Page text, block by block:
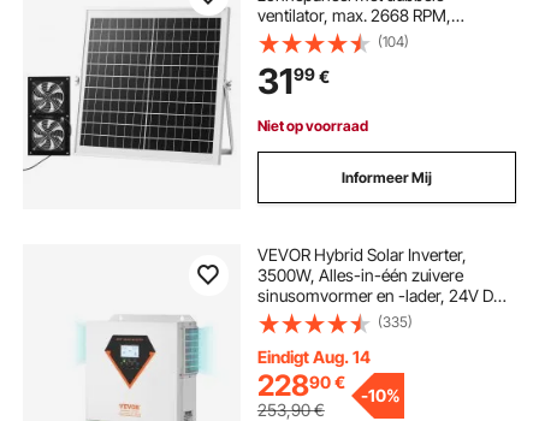
ventilator, max. 2668 RPM,
zonneventilator voor een
luchtstroom van 408 m³/h, 5 m/s,
op zonne-energie werkende
afzuigventilator voor kleine
kippenhokken en kassen.
(104)
3199€
Niet op voorraad
Informeer Mij
VEVOR Hybrid Solar Inverter,
3500W, Alles-in-één zuivere
sinusomvormer en -lader, 24V DC
naar eenfasige 220/230V AC, met
ingebouwde 100A MPPT-
zonnecontroller, voor off-grid
systemen met loodzuur-
lithiumbatterijen
(335)
Eindigt Aug. 14
22890€
253,90€
-10%